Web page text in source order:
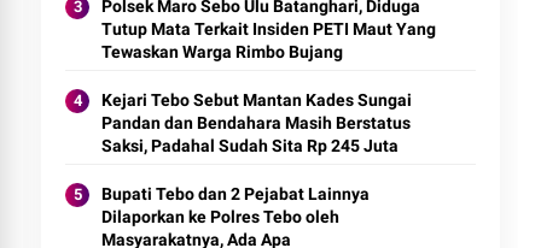
Polsek Maro Sebo Ulu Batanghari, Diduga
Tutup Mata Terkait Insiden PETI Maut Yang
Tewaskan Warga Rimbo Bujang
Kejari Tebo Sebut Mantan Kades Sungai
Pandan dan Bendahara Masih Berstatus
Saksi, Padahal Sudah Sita Rp 245 Juta
Bupati Tebo dan 2 Pejabat Lainnya
Dilaporkan ke Polres Tebo oleh
Masyarakatnya, Ada Apa